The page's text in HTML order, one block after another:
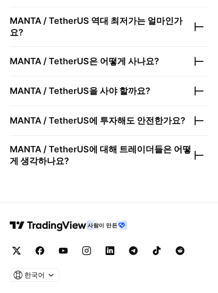
MANTA / TetherUS 역대 최저가는 얼마인가
요?
MANTA / TetherUS은 어떻게 사나요?
MANTA / TetherUS을 사야 할까요?
MANTA / TetherUS에 투자해도 안전한가요?
MANTA / TetherUS에 대해 트레이더들은 어떻
게 생각하나요?
사람이 만든
한국어